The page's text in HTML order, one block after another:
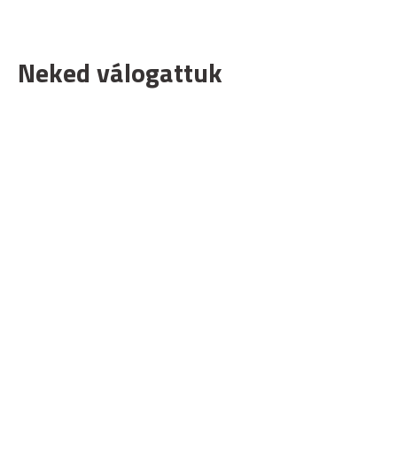
Neked válogattuk